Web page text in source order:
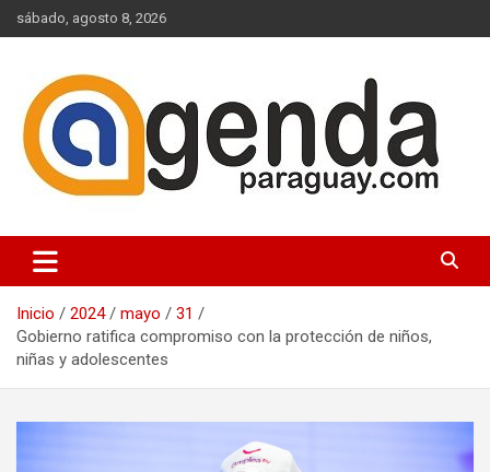
Saltar
al
sábado, agosto 8, 2026
Agenda Paraguay
Inicio 2024 mayo
31
Gobierno ratifica compromiso con la protección de niños,
niñas y adolescentes